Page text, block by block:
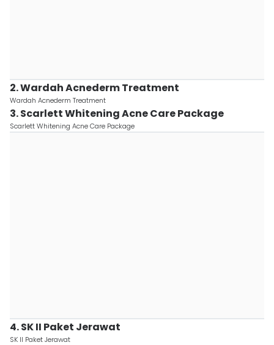
2. Wardah Acnederm Treatment
Wardah Acnederm Treatment
3. Scarlett Whitening Acne Care Package
Scarlett Whitening Acne Care Package
4. SK II Paket Jerawat
SK II Paket Jerawat